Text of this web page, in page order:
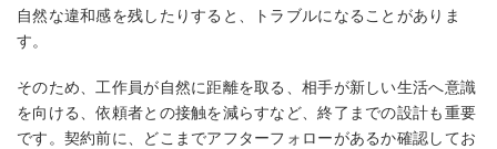
自然な違和感を残したりすると、トラブルになることがありま
す。
そのため、工作員が自然に距離を取る、相手が新しい生活へ意識
を向ける、依頼者との接触を減らすなど、終了までの設計も重要
です。契約前に、どこまでアフターフォローがあるか確認してお